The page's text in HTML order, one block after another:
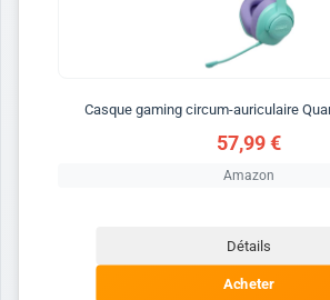
Casque gaming circum-auriculaire
57,99 €
Amazon
Détails
Acheter